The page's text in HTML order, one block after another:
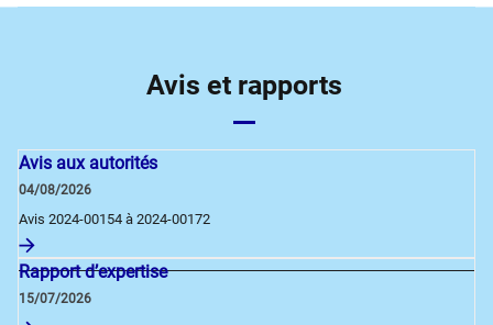
Avis et rapports
Avis aux autorités
04/08/2026
Avis 2024-00154 à 2024-00172
Rapport d’expertise
15/07/2026